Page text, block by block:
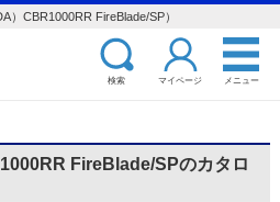
）CBR1000RR FireBlade/SP）
検索 マイページ メニュー
FireBlade/SPのカタロ